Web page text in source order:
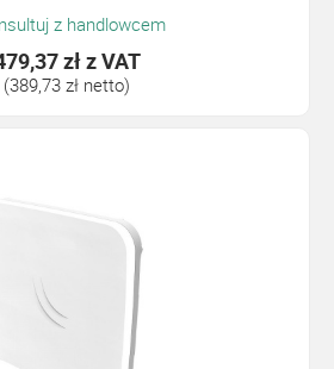
z handlowcem
złz VAT
(389,73 zł netto)